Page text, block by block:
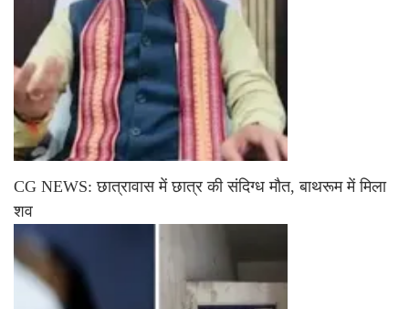
CG NEWS: छात्रावास में छात्र की संदिग्ध मौत, बाथरूम में मिला
शव